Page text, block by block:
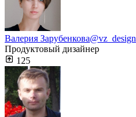
Валерия Зарубенкова@vz_design
Продуктовый дизайнер
125